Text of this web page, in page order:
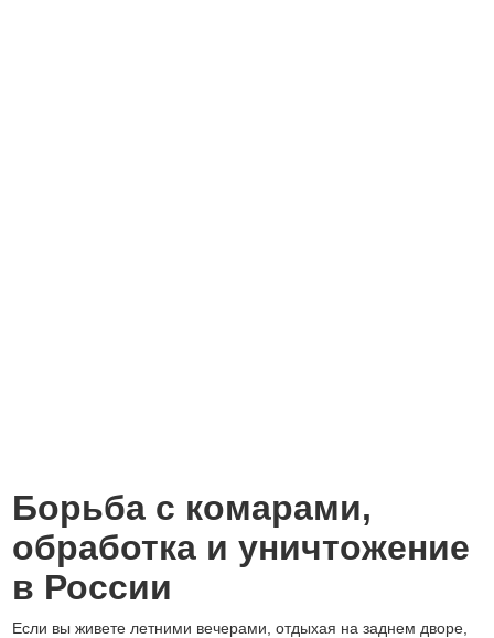
Борьба с комарами,
обработка и уничтожение
в России
Если вы живете летними вечерами, отдыхая на заднем дворе,